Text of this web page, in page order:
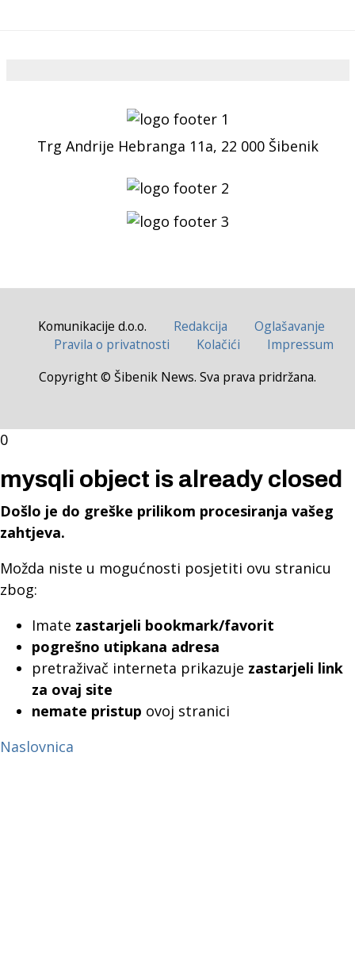
Trg Andrije Hebranga 11a, 22 000 Šibenik
Komunikacije d.o.o. Redakcija
Oglašavanje
Pravila o privatnosti
Kolačići
Impressum
Copyright © Šibenik News. Sva prava pridržana.
0
mysqli object is already closed
Došlo je do greške prilikom procesiranja vašeg
zahtjeva.
Možda niste u mogućnosti posjetiti ovu stranicu
zbog:
Imate zastarjeli bookmark/favorit
pogrešno utipkana adresa
pretraživač interneta prikazuje zastarjeli link
za ovaj site
nemate pristup ovoj stranici
Naslovnica